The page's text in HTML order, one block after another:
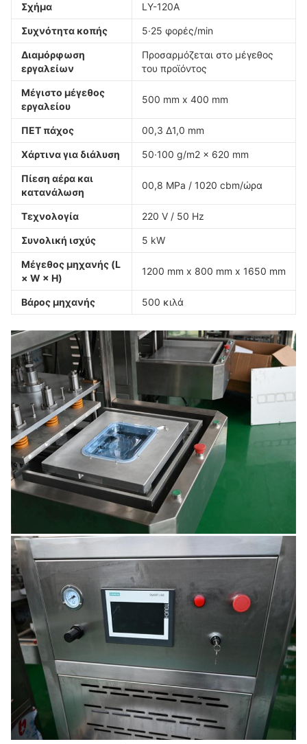
Σχήμα LY-120A
Συχνότητα κοπής 5·25 φορές/min
Διαμόρφωση
εργαλείων
Προσαρμόζεται στο μέγεθος
του προϊόντος
Μέγιστο μέγεθος
εργαλείου
500 mm x 400 mm
ΠΕΤ πάχος 00,3 ∆1,0 mm
Χάρτινα για διάλυση 50·100 g/m2 x 620 mm
Πίεση αέρα και
κατανάλωση
00,8 MPa / 1020 cbm/ώρα
Τεχνολογία 220 V / 50 Hz
Συνολική ισχύς 5 kW
Μέγεθος μηχανής (L
× W × H)
1200 mm x 800 mm x 1650 mm
Βάρος μηχανής 500 κιλά